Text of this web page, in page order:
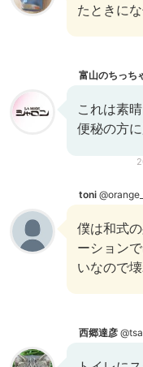
たときに
富山のちっち
これは素
便秘の方に
toni
僕は和式
ーション
いなので
西郷達彦